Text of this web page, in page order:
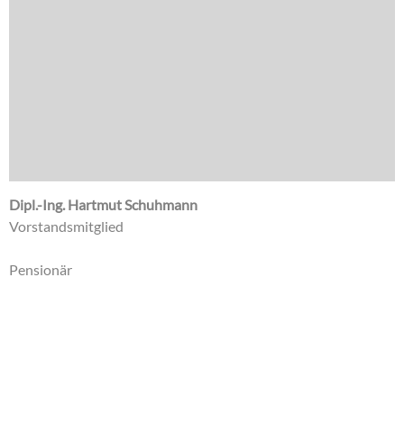
Dipl.-Ing. Hartmut Schuhmann
Vorstandsmitglied
Pensionär